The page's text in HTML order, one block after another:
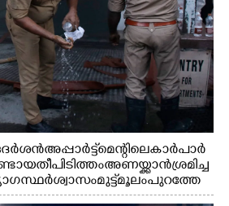
അപ്പാർട്ട്മെന്റിലെ കാർ പാർ
തീപിടിത്തം അണയ്ക്കാൻ ശ്രമിച്ച
ശ്വാസം മുട്ട് മൂലം പുറത്തേ